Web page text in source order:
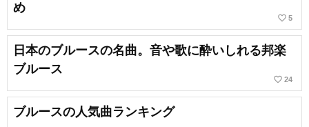
め
favorite_border 5
日本のブルースの名曲。音や歌に酔いしれる邦楽
ブルース
favorite_border 24
ブルースの人気曲ランキング